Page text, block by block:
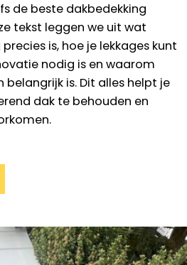
de beste dakbedekking
tekst leggen we uit wat
is, hoe je lekkages kunt
nodig is en waarom
is. Dit alles helpt je
dak te behouden en